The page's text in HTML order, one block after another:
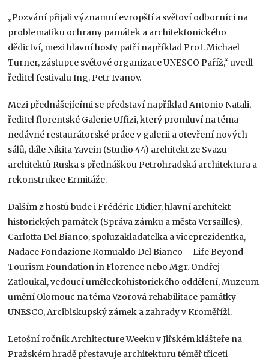
„Pozvání přijali významní evropští a světoví odborníci na
problematiku ochrany památek a architektonického
dědictví, mezi hlavní hosty patří například Prof. Michael
Turner, zástupce světové organizace UNESCO Paříž,“ uvedl
ředitel festivalu Ing. Petr Ivanov.
Mezi přednášejícími se představí například Antonio Natali,
ředitel florentské Galerie Uffizi, který promluví na téma
nedávné restaurátorské práce v galerii a otevření nových
sálů, dále Nikita Yavein (Studio 44) architekt ze Svazu
architektů Ruska s přednáškou Petrohradská architektura a
rekonstrukce Ermitáže.
Dalším z hostů bude i Frédéric Didier, hlavní architekt
historických památek (Správa zámku a města Versailles),
Carlotta Del Bianco, spoluzakladatelka a viceprezidentka,
Nadace Fondazione Romualdo Del Bianco – Life Beyond
Tourism Foundation in Florence nebo Mgr. Ondřej
Zatloukal, vedoucí uměleckohistorického oddělení, Muzeum
umění Olomouc na téma Vzorová rehabilitace památky
UNESCO, Arcibiskupský zámek a zahrady v Kroměříži.
Letošní ročník Architecture Weeku v Jiřském klášteře na
Pražském hradě přestavuje architekturu téměř třiceti